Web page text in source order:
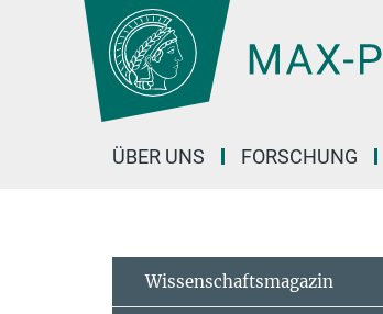
Hauptinhalt
ÜBER UNS FORSCHUNG
Wissenschaftsmagazin